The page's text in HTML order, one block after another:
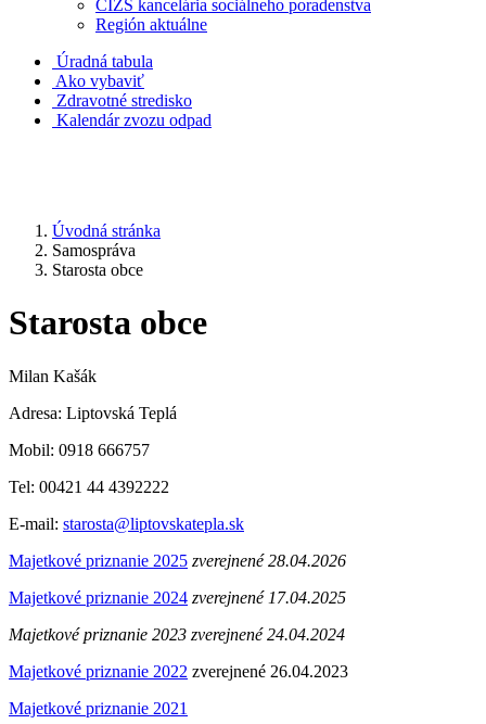
CIZS kancelária sociálneho poradenstva
Región aktuálne
Úradná tabula
Ako vybaviť
Zdravotné stredisko
Kalendár zvozu odpad
Úvodná stránka
Samospráva
Starosta obce
Starosta obce
Milan Kašák
Adresa: Liptovská Teplá
Mobil: 0918 666757
Tel: 00421 44 4392222
E-mail: starosta@liptovskatepla.sk
Majetkové priznanie 2025 zverejnené 28.04.2026
Majetkové priznanie 2024 zverejnené 17.04.2025
Majetkové priznanie 2023 zverejnené 24.04.2024
Majetkové priznanie 2022 zverejnené 26.04.2023
Majetkové priznanie 2021